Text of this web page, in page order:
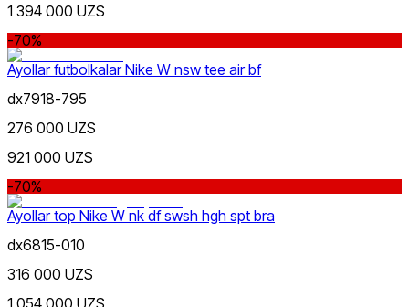
1 394 000 UZS
-70%
Ayollar futbolkalar Nike W nsw tee air bf
dx7918-795
276 000 UZS
921 000 UZS
-70%
Ayollar top Nike W nk df swsh hgh spt bra
dx6815-010
316 000 UZS
1 054 000 UZS